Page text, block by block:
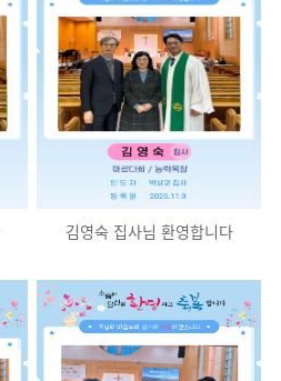
김영숙 집사님 환영합니다